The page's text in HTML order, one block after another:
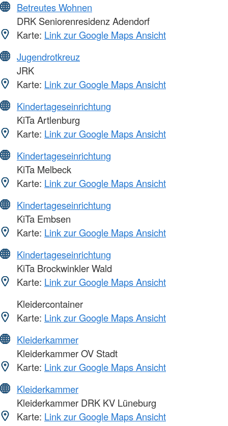
Betreutes Wohnen
DRK Seniorenresidenz Adendorf
Karte: Link zur Google Maps Ansicht
Jugendrotkreuz
JRK
Karte: Link zur Google Maps Ansicht
Kindertageseinrichtung
KiTa Artlenburg
Karte: Link zur Google Maps Ansicht
Kindertageseinrichtung
KiTa Melbeck
Karte: Link zur Google Maps Ansicht
Kindertageseinrichtung
KiTa Embsen
Karte: Link zur Google Maps Ansicht
Kindertageseinrichtung
KiTa Brockwinkler Wald
Karte: Link zur Google Maps Ansicht
Kleidercontainer
Karte: Link zur Google Maps Ansicht
Kleiderkammer
Kleiderkammer OV Stadt
Karte: Link zur Google Maps Ansicht
Kleiderkammer
Kleiderkammer DRK KV Lüneburg
Karte: Link zur Google Maps Ansicht